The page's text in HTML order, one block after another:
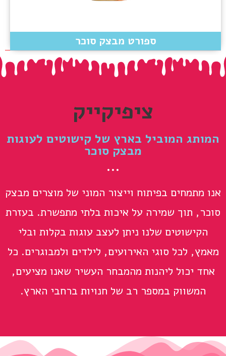
ספורט מבצק סוכר
ציפיקייק
המותג המוביל בארץ של קישוטים לעוגות
מבצק סוכר
אנו מתמחים בפיתוח וייצור המוני של מוצרים מבצק
סוכר, תוך שמירה על איכות בלתי מתפשרת. בעזרת
הקישוטים שלנו ניתן לעצב עוגות בקלות ובלי
מאמץ, לכל סוגי האירועים, לילדים ולמבוגרים. כל
אחד יכול ליהנות מהמבחר העשיר שאנו מציעים,
המשווק במספר רב של חנויות ברחבי הארץ.